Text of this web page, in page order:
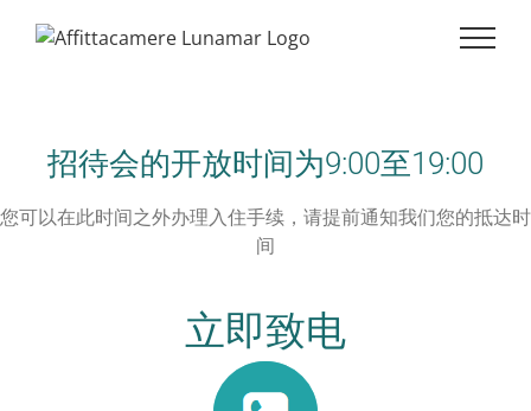
招待会的开放时间为9:00至19:00
您可以在此时间之外办理入住手续，请提前通知我们您的抵达时
间
立即致电